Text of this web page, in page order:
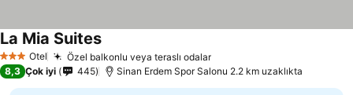
3 YıldızOtel Özel balkonlu veya teraslı odalarFiyatları görün
La Mia SuitesFiyatları görün
8,3 Çok iyi 445 Sinan Erdem Spor Salonu 2.2 km uzaklıkta